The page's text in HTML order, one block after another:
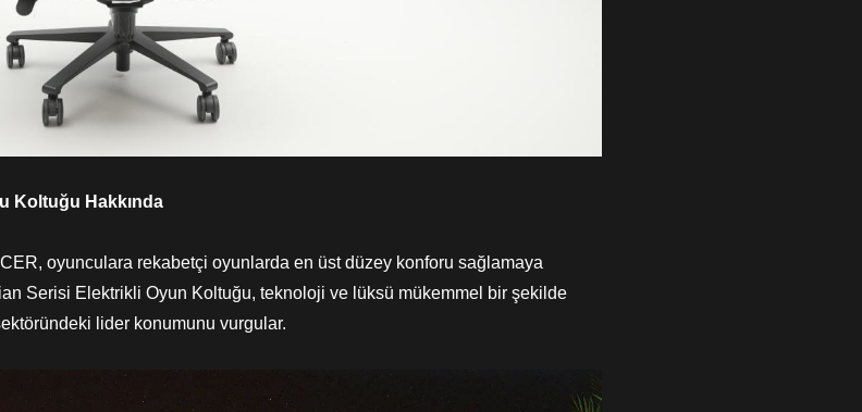
Koltuğu Hakkında
oyunculara rekabetçi oyunlarda en üst düzey konforu sağlamaya
Serisi Elektrikli Oyun Koltuğu, teknoloji ve lüksü mükemmel bir şekilde
lider konumunu vurgular.